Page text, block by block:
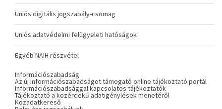
Uniós digitális jogszabály-csomag
Uniós adatvédelmi felügyeleti hatóságok
Egyéb NAIH részvétel
Információszabadság
Az új információszabadságot támogató online tájékoztató portál
Információszabadsággal kapcsolatos tájékoztatók
Tájékoztató a közérdekű adatigénylések menetéről
Közadatkereső